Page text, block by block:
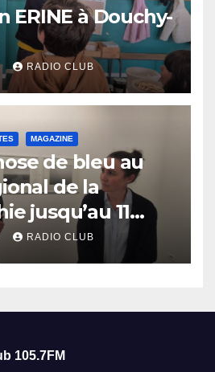
ERINE à Douchy-
RADIO CLUB
MAGAZINE
de bleu au
de la
jusqu’au 11
RADIO CLUB
105.7FM